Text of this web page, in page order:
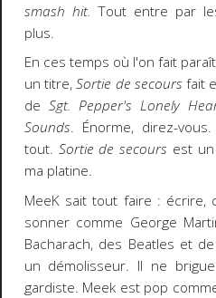
smash hit. Tout entre par
plus.
En ces temps où l'on fait
un titre,Sortie de secours fait
de Sgt. Pepper's Lonely
Sounds. Énorme, direz-
tout. Sortie de secours est
ma platine.
MeeK sait tout faire : écrire,
sonner comme George
Bacharach, des Beatles et
un démolisseur. Il ne
gardiste. Meek est pop